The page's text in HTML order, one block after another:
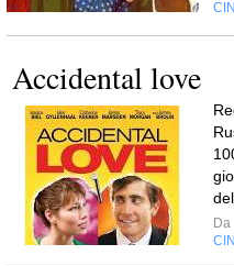
Accidental love
Da